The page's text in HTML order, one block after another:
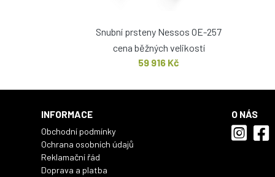
Snubní prsteny Nessos OE-257
cena běžných velikostí
59 916 Kč
INFORMACE
Obchodní podmínky
Ochrana osobních údajů
Reklamační řád
Doprava a platba
O NÁS